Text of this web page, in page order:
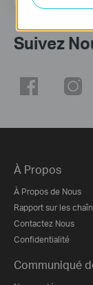
Suivez
À Propos
À Propos de Nous
Rapport sur les
Contactez Nous
Confidentialité
Communiqué